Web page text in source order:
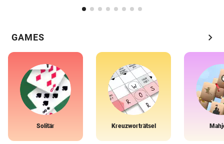
GAMES chevron_right
Solitär Kreuzworträtsel